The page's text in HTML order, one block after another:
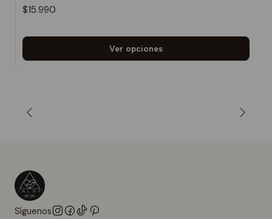
$15.990
Ver opciones
Síguenos